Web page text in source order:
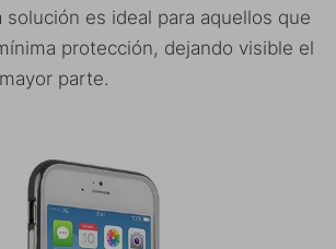
solución es ideal para aquellos que
protección, dejando visible el
parte.